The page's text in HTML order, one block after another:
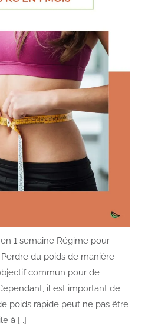
1 semaine Régime pour
du poids de manière
commun pour de
il est important de
poids rapide peut ne pas être
à […]